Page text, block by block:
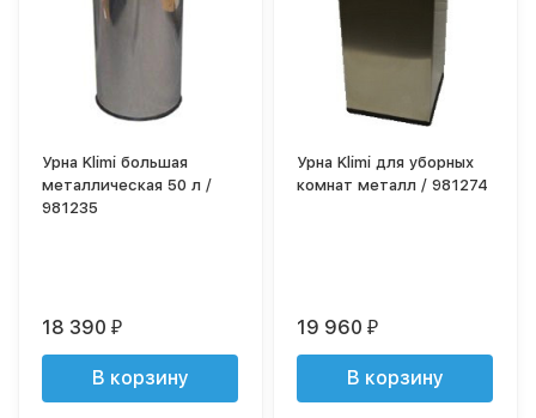
Урна Klimi большая
металлическая 50 л /
981235
18 390₽
В корзину
Урна Klimi для уборных
комнат металл / 981274
19 960₽
В корзину